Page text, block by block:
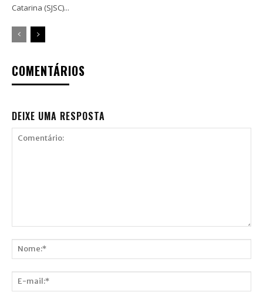
Catarina (SJSC)...
COMENTÁRIOS
DEIXE UMA RESPOSTA